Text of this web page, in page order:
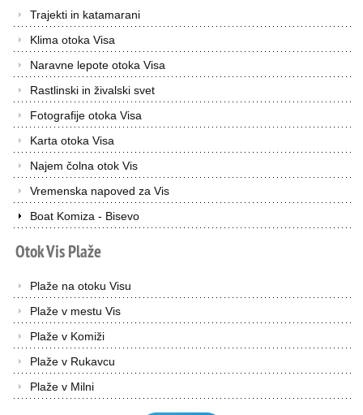
Trajekti in katamarani
Klima otoka Visa
Naravne lepote otoka Visa
Rastlinski in živalski svet
Fotografije otoka Visa
Karta otoka Visa
Najem čolna otok Vis
Vremenska napoved za Vis
Boat Komiza - Bisevo
OtokVisPlaže
Plaže na otoku Visu
Plaže v mestu Vis
Plaže v Komiži
Plaže v Rukavcu
Plaže v Milni